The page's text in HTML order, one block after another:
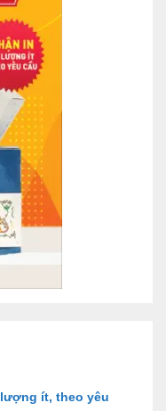
ít, theo yêu